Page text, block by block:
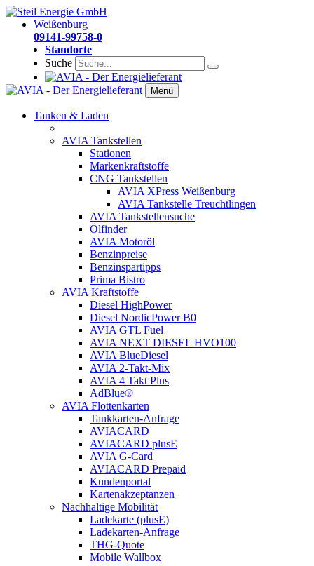
Weißenburg
09141-99758-0
Standorte
Suche
Menü
Tanken & Laden
AVIA Tankstellen
Stationen
Markenkraftstoffe
CNG Tankstellen
AVIA XPress Weißenburg
AVIA Tankstelle Treuchtlingen
AVIA Tankstellensuche
Ölfinder
AVIA Motoröl
Benzinpreise
Benzinspartipps
Prima Bistro
AVIA Kraftstoffe
Diesel HighPower
Diesel NordicPower B0
AVIA GTL Fuel
AVIA NEXT DIESEL HVO100
AVIA BlueDiesel
AVIA 2-Takt-Mix
AVIA 4 Takt Plus
AdBlue®
AVIA Flottenkarten
Tankkarten-Anfrage
AVIACARD
AVIACARD plusE
AVIA G-Card
AVIACARD Prepaid
Kundenportal
Kartenakzeptanzen
Nachhaltige Mobilität
Ladekarte (plusE)
Ladekarten-Anfrage
THG-Quote
Mobile Wallbox